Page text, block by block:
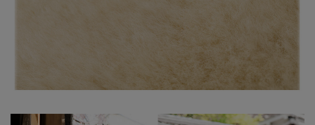
ビニール袋の中での長期間保管はウール
の繊維が呼吸できなくなったり、高温状
態では圧縮が生じる場合もあります。 保
管場所は、通気がよく直射日光の当たら
ない低温の場所を推奨しています。
ムートンは天然物となりますので、部分
重量等の個体差があります。天然素材を